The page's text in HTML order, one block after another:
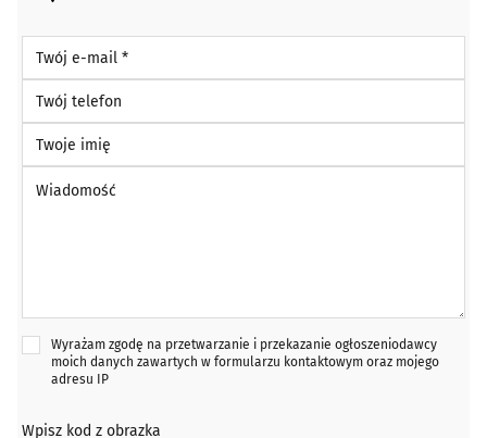
Wyrażam zgodę na przetwarzanie i przekazanie ogłoszeniodawcy
moich danych zawartych w formularzu kontaktowym oraz mojego
adresu IP
Wpisz kod z obrazka